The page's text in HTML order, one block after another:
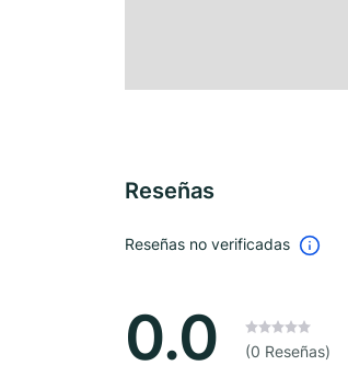
Reseñas
Reseñas no verificadas
0.0 (0 Reseñas)